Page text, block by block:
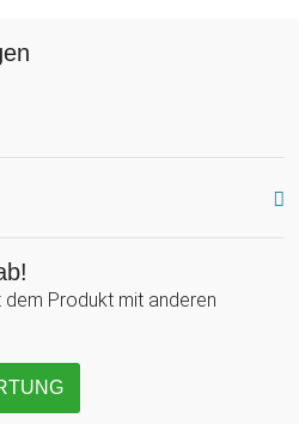
dem Produkt mit anderen